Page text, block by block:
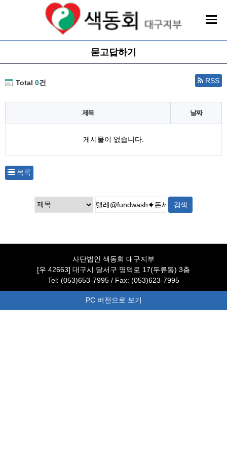
묻고답하기
Total 0건 RSS
제목 날짜
게시물이 없습니다.
목록
사단법인 색동회 대구지부
[우 42663] 대구시 달서구 명덕로 17(두류동) 3층
Tel: (053)653-7995 / Fax: (053)623-7995
PC 버전으로 보기